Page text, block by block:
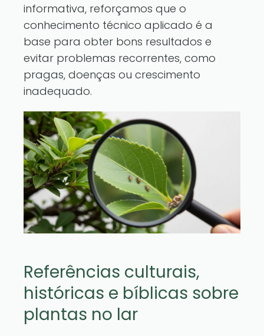
informativa, reforçamos que o
conhecimento técnico aplicado é a
base para obter bons resultados e
evitar problemas recorrentes, como
pragas, doenças ou crescimento
inadequado.
Referências culturais,
históricas e bíblicas sobre
plantas no lar